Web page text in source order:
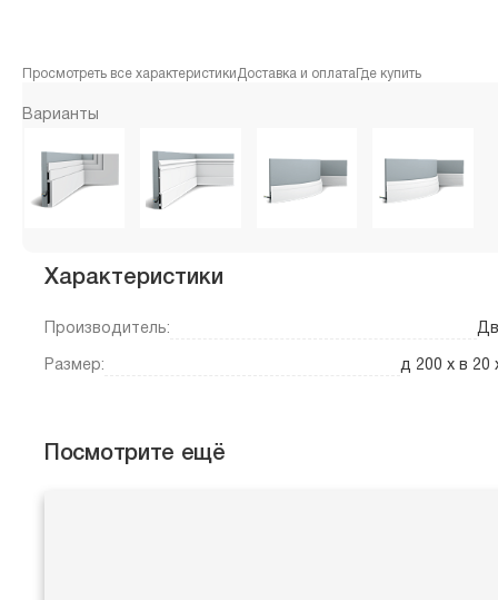
Просмотреть все характеристики Доставка и оплата Где купить
Варианты
Характеристики
Производитель:
Размер: д 200 x в 20
Посмотрите ещё